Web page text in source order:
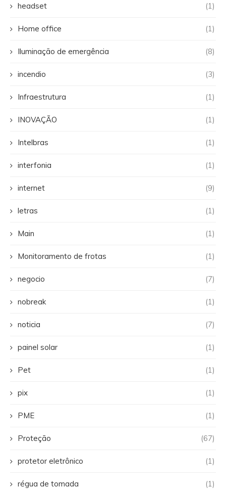
headset (1)
Home office (1)
Iluminação de emergência (8)
incendio (3)
Infraestrutura (1)
INOVAÇÃO (1)
Intelbras (1)
interfonia (1)
internet (9)
letras (1)
Main (1)
Monitoramento de frotas (1)
negocio (7)
nobreak (1)
noticia (7)
painel solar (1)
Pet (1)
pix (1)
PME (1)
Proteção (67)
protetor eletrônico (1)
régua de tomada (1)